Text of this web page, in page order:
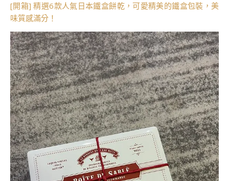
[開箱] 精選6款人氣日本鐵盒餅乾，可愛精美的鐵盒包裝，美
味質感滿分！